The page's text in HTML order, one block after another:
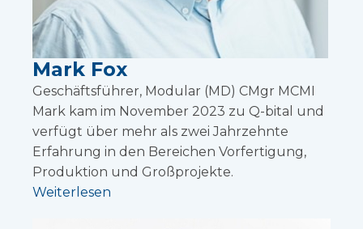
Mark Fox
Geschäftsführer, Modular (MD) CMgr MCMI
Mark kam im November 2023 zu Q-bital und
verfügt über mehr als zwei Jahrzehnte
Erfahrung in den Bereichen Vorfertigung,
Produktion und Großprojekte.
Weiterlesen